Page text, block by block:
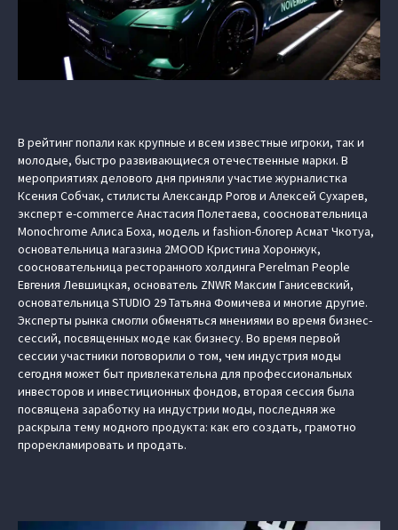
В рейтинг попали как крупные и всем известные игроки, так и
молодые, быстро развивающиеся отечественные марки. В
мероприятиях делового дня приняли участие журналистка
Ксения Собчак, стилисты Александр Рогов и Алексей Сухарев,
эксперт e-commerce Анастасия Полетаева, соосновательница
Monochrome Алиса Боха, модель и fashion-блогер Асмат Чкотуа,
основательница магазина 2MOOD Кристина Хоронжук,
соосновательница ресторанного холдинга Perelman People
Евгения Левшицкая, основатель ZNWR Максим Ганисевский,
основательница STUDIO 29 Татьяна Фомичева и многие другие.
Эксперты рынка смогли обменяться мнениями во время бизнес-
сессий, посвященных моде как бизнесу. Во время первой
сессии участники поговорили о том, чем индустрия моды
сегодня может быт привлекательна для профессиональных
инвесторов и инвестиционных фондов, вторая сессия была
посвящена заработку на индустрии моды, последняя же
раскрыла тему модного продукта: как его создать, грамотно
прорекламировать и продать.